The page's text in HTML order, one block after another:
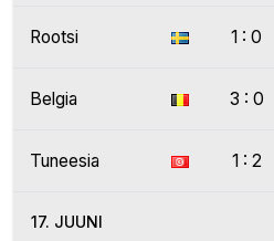
Rootsi 1 : 0
Belgia 3 : 0
Tuneesia 1 : 2
17. JUUNI